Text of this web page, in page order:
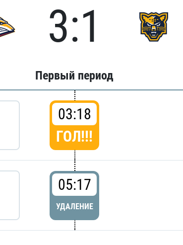
3:1
Первый период
03:18
ГОЛ!!!
05:17
УДАЛЕНИЕ